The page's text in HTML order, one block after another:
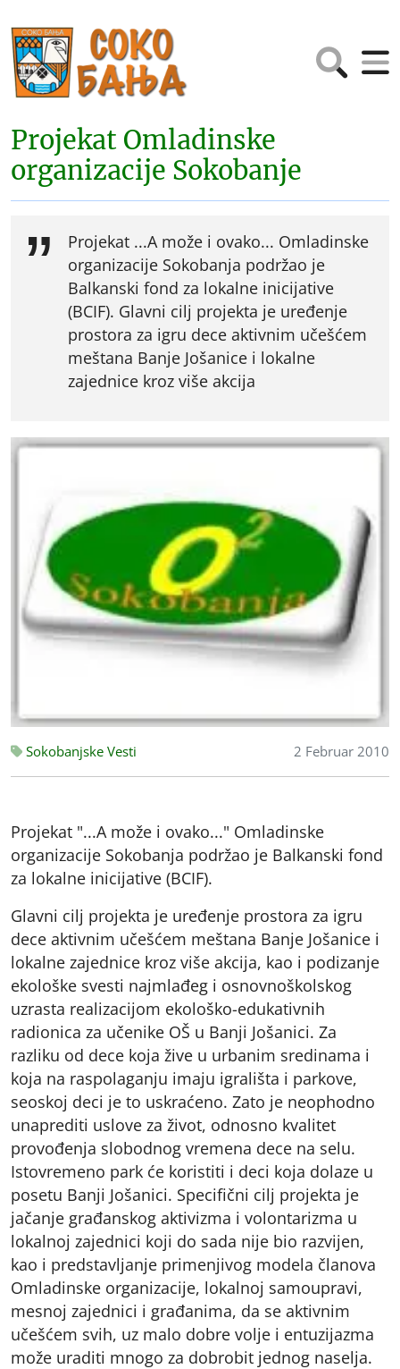
Projekat Omladinske
organizacije Sokobanje
Projekat ...A može i ovako... Omladinske
organizacije Sokobanja podržao je
Balkanski fond za lokalne inicijative
(BCIF). Glavni cilj projekta je uređenje
prostora za igru dece aktivnim učešćem
meštana Banje Jošanice i lokalne
zajednice kroz više akcija
Sokobanjske Vesti 2 Februar 2010
Projekat "...A može i ovako..." Omladinske
organizacije Sokobanja podržao je Balkanski fond
za lokalne inicijative (BCIF).
Glavni cilj projekta je uređenje prostora za igru
dece aktivnim učešćem meštana Banje Jošanice i
lokalne zajednice kroz više akcija, kao i podizanje
ekološke svesti najmlađeg i osnovnoškolskog
uzrasta realizacijom ekološko-edukativnih
radionica za učenike OŠ u Banji Jošanici. Za
razliku od dece koja žive u urbanim sredinama i
koja na raspolaganju imaju igrališta i parkove,
seoskoj deci je to uskraćeno. Zato je neophodno
unaprediti uslove za život, odnosno kvalitet
provođenja slobodnog vremena dece na selu.
Istovremeno park će koristiti i deci koja dolaze u
posetu Banji Jošanici. Specifični cilj projekta je
jačanje građanskog aktivizma i volontarizma u
lokalnoj zajednici koji do sada nije bio razvijen,
kao i predstavljanje primenjivog modela članova
Omladinske organizacije, lokalnoj samoupravi,
mesnoj zajednici i građanima, da se aktivnim
učešćem svih, uz malo dobre volje i entuzijazma
može uraditi mnogo za dobrobit jednog naselja.